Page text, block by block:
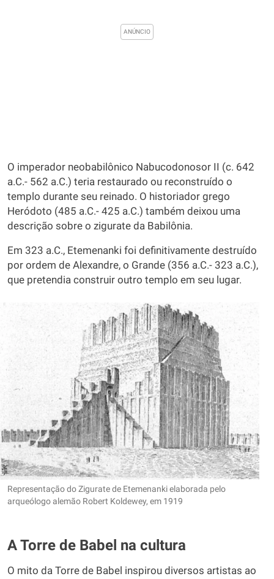
O imperador neobabilônico Nabucodonosor II (c. 642
a.C.- 562 a.C.) teria restaurado ou reconstruído o
templo durante seu reinado. O historiador grego
Heródoto (485 a.C.- 425 a.C.) também deixou uma
descrição sobre o zigurate da Babilônia.
Em 323 a.C., Etemenanki foi definitivamente destruído
por ordem de Alexandre, o Grande (356 a.C.- 323 a.C.),
que pretendia construir outro templo em seu lugar.
Representação do Zigurate de Etemenanki elaborada pelo
arqueólogo alemão Robert Koldewey, em 1919
A Torre de Babel na cultura
O mito da Torre de Babel inspirou diversos artistas ao